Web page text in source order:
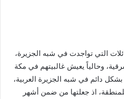
التي تواجدت في شبه الجزيرة،
وحالياً يعيش غالبيتهم في مكة
دائم في شبه الجزيرة العربية،
اذ جعلتها من ضمن أشهر